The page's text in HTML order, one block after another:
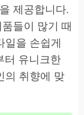
제공합니다.
들이 많기 때
일을 손쉽게
터 유니크한
의 취향에 맞